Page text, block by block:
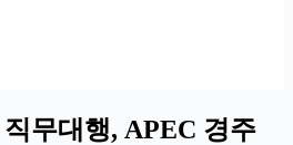
무대행, APEC 경주